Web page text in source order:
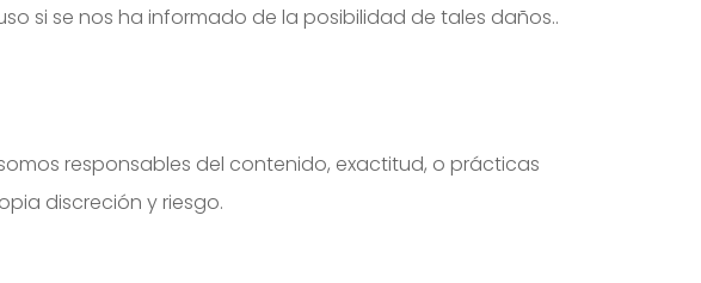
si se nos ha informado de la posibilidad de tales daños..
responsables del contenido, exactitud, o prácticas
discreción y riesgo.